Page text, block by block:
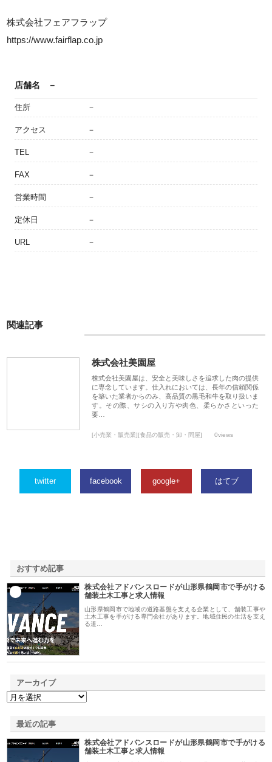
株式会社フェアフラップ
https://www.fairflap.co.jp
店舗名 －
住所 －
アクセス －
TEL －
FAX －
営業時間 －
定休日 －
URL －
関連記事
株式会社美園屋
株式会社美園屋は、安全と美味しさを追求した肉の提供
に専念しています。仕入れにおいては、長年の信頼関係
を築いた業者からのみ、高品質の黒毛和牛を取り扱いま
す。その際、サシの入り方や肉色、柔らかさといった
要…
[小売業・販売業][食品の販売・卸・問屋] 0views
twitter facebook google+ はてブ
おすすめ記事
株式会社アドバンスロードが山形県鶴岡市で手がける
舗装土木工事と求人情報
山形県鶴岡市で地域の道路基盤を支える企業として、舗装工事や
土木工事を手がける専門会社があります。地域住民の生活を支え
る道…
アーカイブ
最近の記事
株式会社アドバンスロードが山形県鶴岡市で手がける
舗装土木工事と求人情報